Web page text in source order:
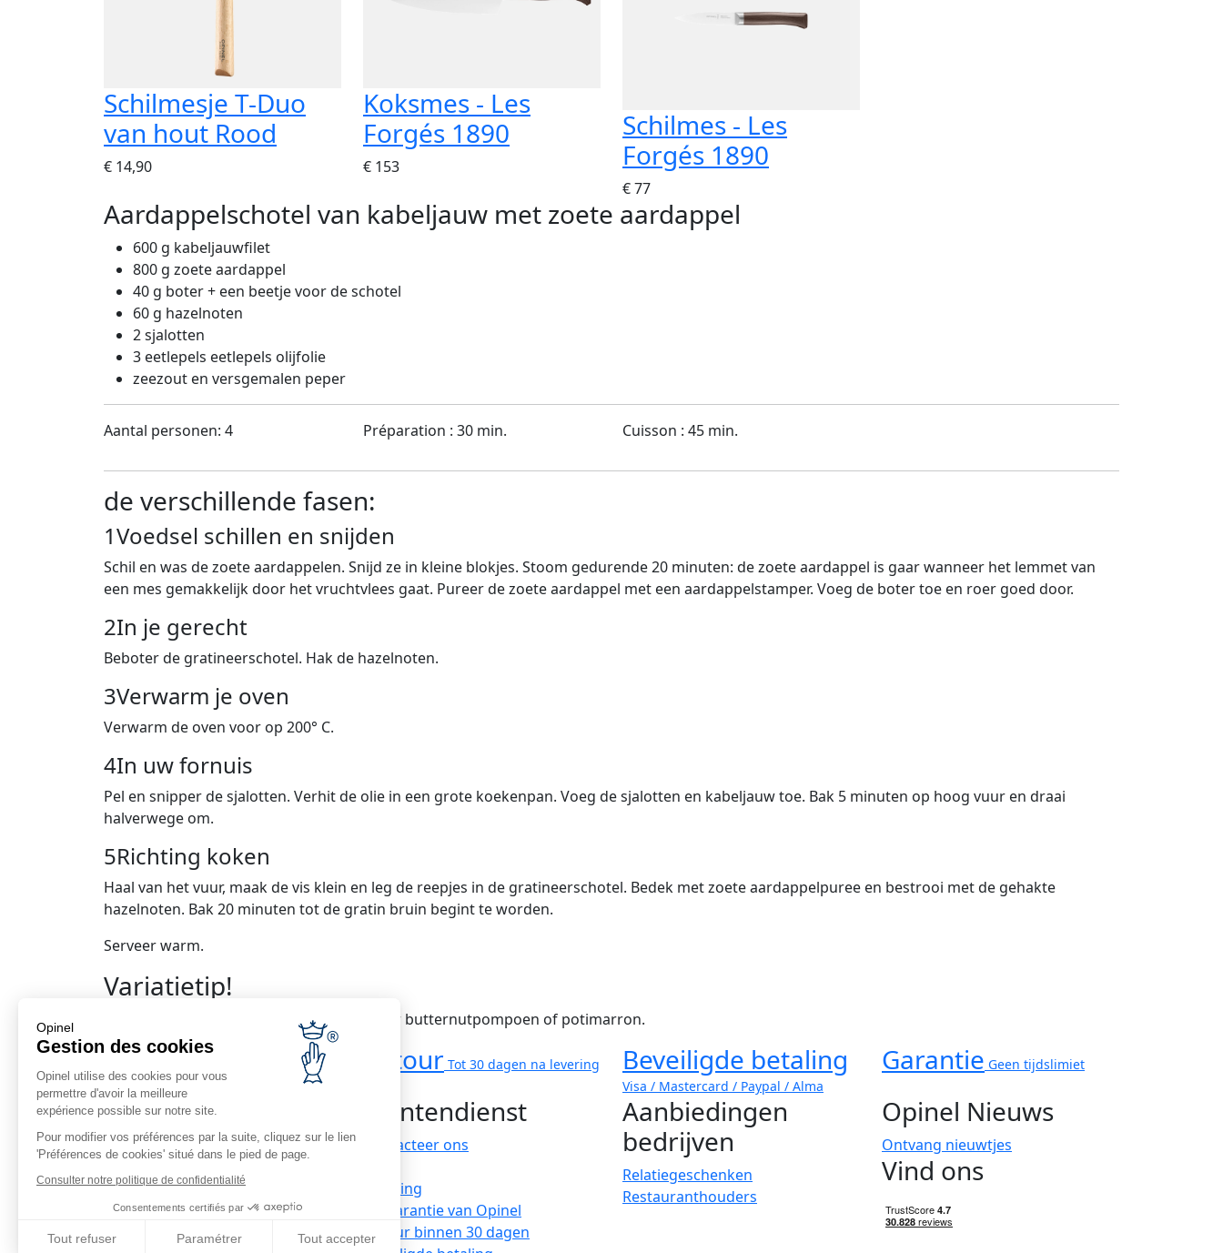
Opinel
Gestion des cookies
Opinel utilise des cookies pour vous
permettre d'avoir la meilleure
expérience possible sur notre site.
Pour modifier vos préférences par la suite, cliquez sur le lien
'Préférences de cookies' situé dans le pied de page.
Consulter notre politique de confidentialité
Consentements certifiés par
Tout refuser Paramétrer Tout accepter
Schilmesje T-Duo
van hout Rood
€ 14,90
Koksmes - Les
Forgés 1890
€ 153
Schilmes - Les
Forgés 1890
€ 77
Aardappelschotel van kabeljauw met zoete aardappel
600 g kabeljauwfilet
800 g zoete aardappel
40 g boter + een beetje voor de schotel
60 g hazelnoten
2 sjalotten
3 eetlepels eetlepels olijfolie
zeezout en versgemalen peper
Aantal personen: 4 Préparation : 30 min. Cuisson : 45 min.
de verschillende fasen:
1Voedsel schillen en snijden
Schil en was de zoete aardappelen. Snijd ze in kleine blokjes. Stoom gedurende 20 minuten: de zoete aardappel is gaar wanneer het lemmet van
een mes gemakkelijk door het vruchtvlees gaat. Pureer de zoete aardappel met een aardappelstamper. Voeg de boter toe en roer goed door.
2In je gerecht
Beboter de gratineerschotel. Hak de hazelnoten.
3Verwarm je oven
Verwarm de oven voor op 200° C.
4In uw fornuis
Pel en snipper de sjalotten. Verhit de olie in een grote koekenpan. Voeg de sjalotten en kabeljauw toe. Bak 5 minuten op hoog vuur en draai
halverwege om.
5Richting koken
Haal van het vuur, maak de vis klein en leg de reepjes in de gratineerschotel. Bedek met zoete aardappelpuree en bestrooi met de gehakte
hazelnoten. Bak 20 minuten tot de gratin bruin begint te worden.
Serveer warm.
Variatietip!
Je kunt de zoete aardappel vervangen door butternutpompoen of potimarron.
Voordelige levering
Gratis bij aankopen vanaf €69
Retour Tot 30 dagen na levering Beveiligde betaling
Visa / Mastercard / Paypal / Alma
Garantie Geen tijdslimiet
Recrutement
Onze distributeurs in het
buitenland
Klantendienst
Contacteer ons
Levering
De garantie van Opinel
Retour binnen 30 dagen
Aanbiedingen
bedrijven
Relatiegeschenken
Restauranthouders
Opinel Nieuws
Ontvang nieuwtjes
Vind ons